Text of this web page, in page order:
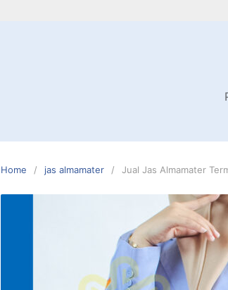
Home jas almamater Jual Jas Almamater